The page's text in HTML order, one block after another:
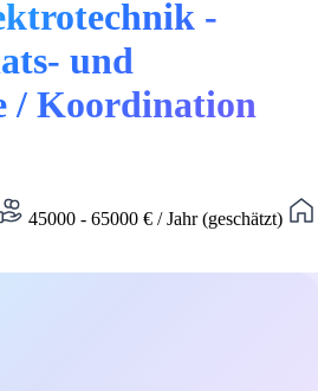
-
und
/ Koordination
45000 - 65000 € / Jahr (geschätzt)